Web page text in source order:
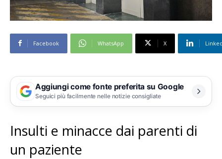
Facebook WhatsApp X
Aggiungi come fonte preferita su Google
Seguici più facilmente nelle notizie consigliate
Insulti e minacce dai parenti di
un paziente